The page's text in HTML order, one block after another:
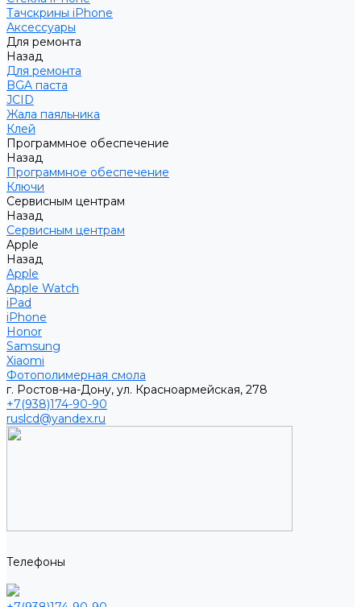
Тачскрины iPhone
Аксессуары
Для ремонта
Назад
Для ремонта
BGA паста
JCID
Жала паяльника
Клей
Программное обеспечение
Назад
Программное обеспечение
Ключи
Сервисным центрам
Назад
Сервисным центрам
Apple
Назад
Apple
Apple Watch
iPad
iPhone
Honor
Samsung
Xiaomi
Фотополимерная смола
г. Ростов-на-Дону, ул. Красноармейская, 278
+7(938)174-90-90
ruslcd@yandex.ru
Телефоны